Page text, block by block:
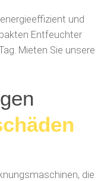
und
Entfeuchter
Mieten Sie unsere
die